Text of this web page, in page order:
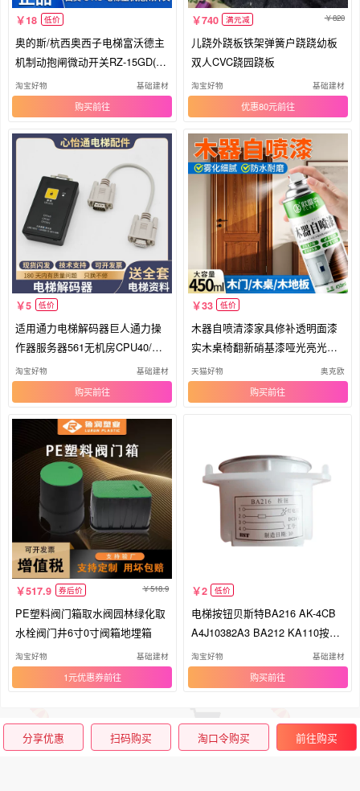
分享优惠 扫码购买 淘口令购买 前往购买
18 低价
奥的斯/杭西奥西子电梯富沃德主
机制动抱闸微动开关RZ-15GD(T)-
B3
淘宝好物 基础建材
购买
740 满元减 820
儿跷外跷板铁架弹簧户跷跷幼板
双人CVC跷园跷板
淘宝好物 基础建材
优惠80元
5 低价
适用通力电梯解码器巨人通力操
作器服务器561无机房CPU40/CP
U561
淘宝好物 基础建材
购买
33 低价
木器自喷清漆家具修补透明面漆
实木桌椅翻新硝基漆哑光亮光油
漆
天猫好物 奥克欧
购买
517.9 券后价 518.9
PE塑料阀门箱取水阀园林绿化取
水栓阀门井6寸0寸阀箱地埋箱
淘宝好物 基础建材
1元优惠券
2 低价
电梯按钮贝斯特BA216 AK-4CB
A4J10382A3 BA212 KA110按键
开关
淘宝好物 基础建材
购买
相关搜索